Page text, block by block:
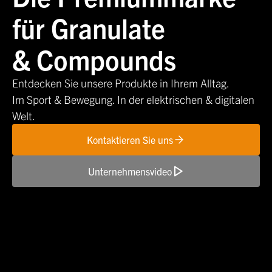
für Granulate
& Compounds
Entdecken Sie unsere Produkte in Ihrem Alltag.
Im Sport & Bewegung. In der elektrischen & digitalen
Welt.
Kontaktieren Sie uns
Unternehmensvideo